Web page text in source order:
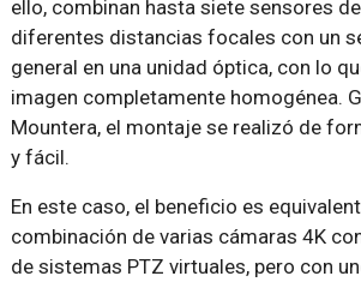
ello, combinan hasta siete sensores
diferentes distancias focales con un
general en una unidad óptica, con lo
imagen completamente homogénea.
Mountera, el montaje se realizó de
y fácil.
En este caso, el beneficio es
combinación de varias cámaras 4K
de sistemas PTZ virtuales, pero con